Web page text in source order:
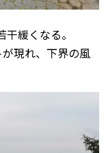
緩くなる。
現れ、下界の風